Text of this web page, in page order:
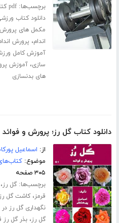
برچسب‌ها:pdf کتاب بدنسازی
دانلود کتاب
مکمل های پرورش
اندام، پرورش
آموزش کامل
سازی،آموزش
های بدنسازی
دانلود کتاب گل رز؛ پرورش و فوائد
از: اسماعیل
موضوع:
۳۰۵ صفحه
برچسب‌ها:گل رز
قرمز،کاشت گل
نگهداری گل رز در
گل رز،بذر گل رز